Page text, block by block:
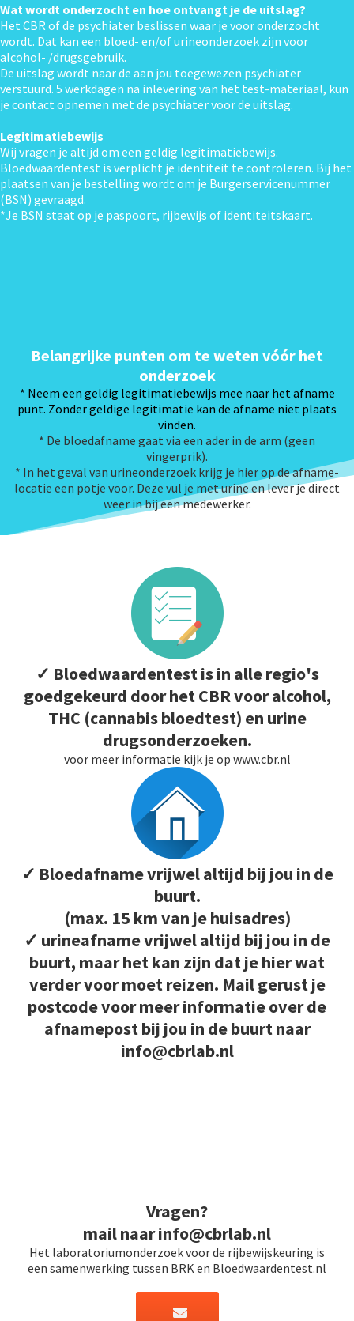
Wat wordt onderzocht en hoe ontvangt je de uitslag?
Het CBR of de psychiater beslissen waar je voor onderzocht
wordt. Dat kan een bloed- en/of urineonderzoek zijn voor
alcohol- /drugsgebruik.
De uitslag wordt naar de aan jou toegewezen psychiater
verstuurd. 5 werkdagen na inlevering van het test-materiaal, kun
je contact opnemen met de psychiater voor de uitslag.
Legitimatiebewijs
Wij vragen je altijd om een geldig legitimatiebewijs.
Bloedwaardentest is verplicht je identiteit te controleren. Bij het
plaatsen van je bestelling wordt om je Burgerservicenummer
(BSN) gevraagd.
*Je BSN staat op je paspoort, rijbewijs of identiteitskaart.
Belangrijke punten om te weten vóór het
onderzoek
* Neem een geldig legitimatiebewijs mee naar het afname
punt. Zonder geldige legitimatie kan de afname niet plaats
vinden.
* De bloedafname gaat via een ader in de arm (geen
vingerprik).
* In het geval van urineonderzoek krijg je hier op de afname-
locatie een potje voor. Deze vul je met urine en lever je direct
weer in bij een medewerker.
✓ Bloedwaardentest is in alle regio's
goedgekeurd door het CBR voor alcohol,
THC (cannabis bloedtest) en urine
drugsonderzoeken.
voor meer informatie kijk je op www.cbr.nl
✓ Bloedafname vrijwel altijd bij jou in de
buurt.
(max. 15 km van je huisadres)
✓ urineafname vrijwel altijd bij jou in de
buurt, maar het kan zijn dat je hier wat
verder voor moet reizen. Mail gerust je
postcode voor meer informatie over de
afnamepost bij jou in de buurt naar
info@cbrlab.nl
Vragen?
mail naar info@cbrlab.nl
Het laboratoriumonderzoek voor de rijbewijskeuring is
een samenwerking tussen BRK en Bloedwaardentest.nl